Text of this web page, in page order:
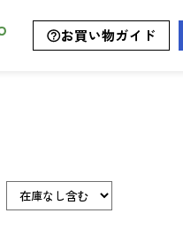
お買い物ガイド